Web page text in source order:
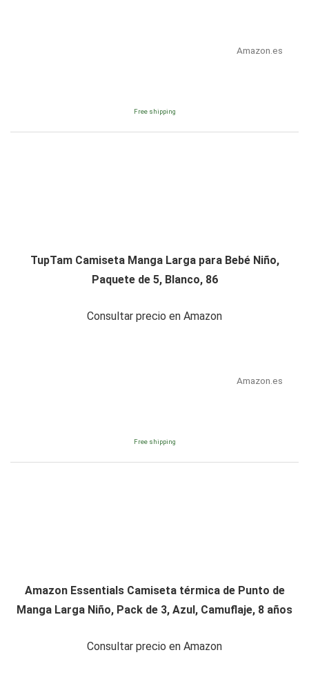
Amazon.es
Free shipping
TupTam Camiseta Manga Larga para Bebé Niño,
Paquete de 5, Blanco, 86
Consultar precio en Amazon
Amazon.es
Free shipping
Amazon Essentials Camiseta térmica de Punto de
Manga Larga Niño, Pack de 3, Azul, Camuflaje, 8 años
Consultar precio en Amazon